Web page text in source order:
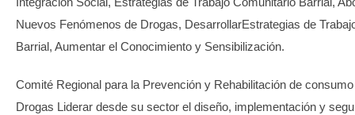
Nuevos Fenómenos de Drogas, DesarrollarEstrategias de
Barrial, Aumentar el Conocimiento y Sensibilización.
Comité Regional para la Prevención y Rehabilitación de
Drogas Liderar desde su sector el diseño, implementación y